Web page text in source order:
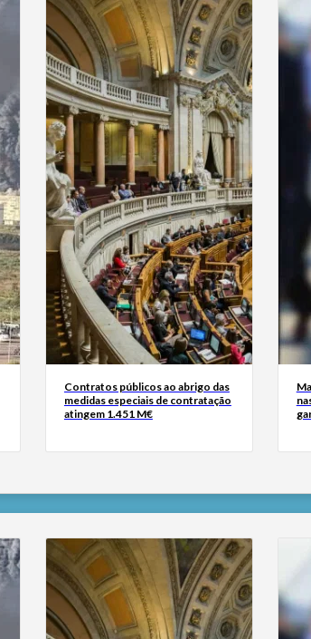
Contratos públicos ao abrigo das
medidas especiais de contratação
atingem 1.451 M€